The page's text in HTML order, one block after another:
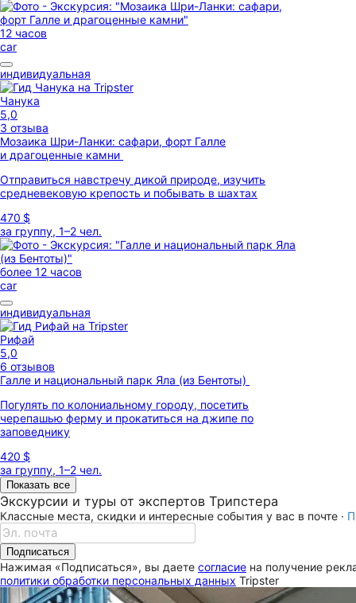
12 часов
car
индивидуальная
Чанука
5,0
3 отзыва
Мозаика Шри-Ланки: сафари, форт Галле
и драгоценные камни
Отправиться навстречу дикой природе, изучить
средневековую крепость и побывать в шахтах
470 $
за группу, 1–2 чел.
более 12 часов
car
индивидуальная
Рифай
5,0
6 отзывов
Галле и национальный парк Яла (из Бентоты)
Погулять по колониальному городу, посетить
черепашью ферму и прокатиться на джипе по
заповеднику
420 $
за группу, 1–2 чел.
Показать все
Экскурсии и туры от экспертов Трипстера
Классные места, скидки и интересные события у вас в почте ·
Подписаться
Нажимая «Подписаться», вы даете согласие на получение
политики обработки персональных данных Tripster